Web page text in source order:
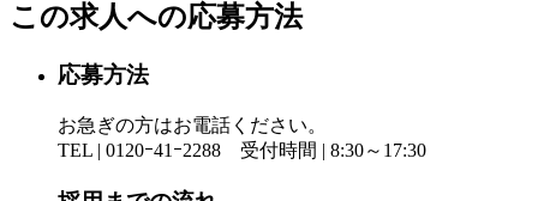
この求人への応募方法
応募方法
お急ぎの方はお電話ください。
TEL | 0120ｰ41ｰ2288 受付時間 | 8:30～17:30